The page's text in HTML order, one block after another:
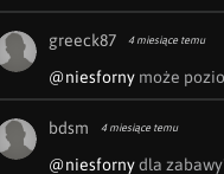
greeck87 4 miesiące temu
@niesforny może
bdsm 4 miesiące temu
@niesforny dla